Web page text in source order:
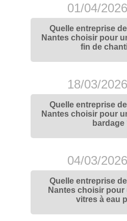
01/04/
Quelle entreprise
Nantes choisir pour
fin de
18/03/
Quelle entreprise
Nantes choisir pour
bardage
04/03/
Quelle entreprise
Nantes choisir pour
vitres à eau